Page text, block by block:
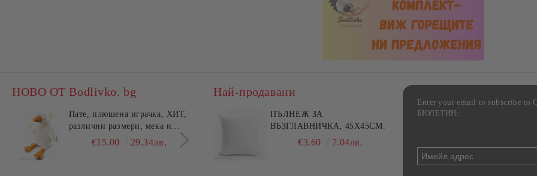
НОВО ОТ Bodlivko. bg
Пате, плюшена играчка, ХИТ,
различни размери, мека и
гушлива€15.00 29.34лв.
Калъфка за възглавница ,
едноцветна, 100% памук,
различни цветове по избор
€4.00 7.82лв.
Комплект за алкохолни
Най-продавани
ПЪЛНЕЖ ЗА
ВЪЗГЛАВНИЧКА, 45X45СМ.
€3.60 7.04лв.
Enter your email to subscribe
БЮЛЕТИН: